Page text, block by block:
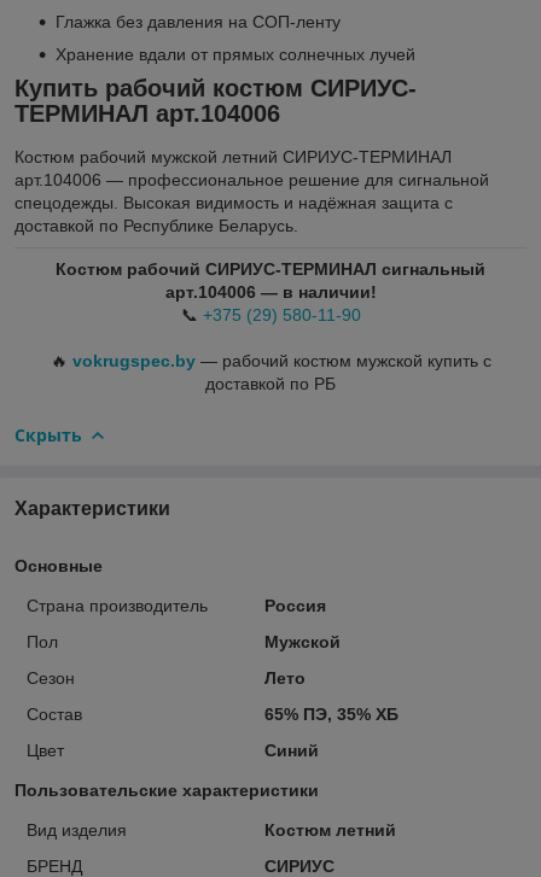
Глажка без давления на СОП-ленту
Хранение вдали от прямых солнечных лучей
Купить рабочий костюм СИРИУС-
ТЕРМИНАЛ арт.104006
Костюм рабочий мужской летний СИРИУС-ТЕРМИНАЛ
арт.104006 — профессиональное решение для сигнальной
спецодежды. Высокая видимость и надёжная защита с
доставкой по Республике Беларусь.
Костюм рабочий СИРИУС-ТЕРМИНАЛ сигнальный
арт.104006 — в наличии!
📞 +375 (29) 580-11-90
🔥 vokrugspec.by— рабочий костюм мужской купить с
доставкой по РБ
Скрыть
Характеристики
Основные
Страна производитель
Россия
Пол
Мужской
Сезон
Лето
Состав
65% ПЭ, 35% ХБ
Цвет
Синий
Пользовательские характеристики
Вид изделия
Костюм летний
БРЕНД
СИРИУС